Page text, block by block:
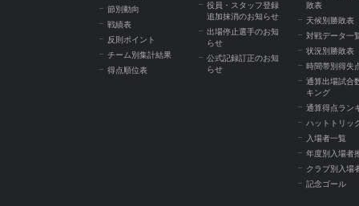
節別動向
戦績表
反則ポイント
チーム別集計結果
得点順位表
役員・スタッフ登録
追加抹消のお知らせ
出場停止選手のお知
らせ
公式記録訂正のお知
らせ
敗表
天候別勝敗表
対戦データ一
状況別勝敗表
時間帯別得失
通算出場試合
キング
通算得点ラン
ハットトリッ
入場者一覧
年度別入場者
クラブ別入場
記念ゴール